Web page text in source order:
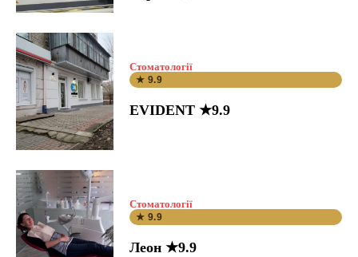
Стоматології
★ 9.9
EVIDENT ★9.9
Стоматології
★ 9.9
Леон ★9.9